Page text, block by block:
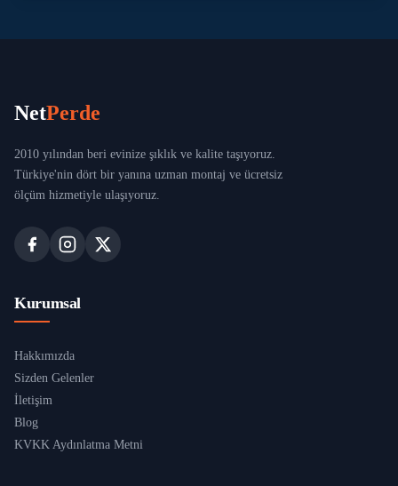
NetPerde
2010 yılından beri evinize şıklık ve kalite taşıyoruz.
Türkiye'nin dört bir yanına uzman montaj ve ücretsiz
ölçüm hizmetiyle ulaşıyoruz.
Kurumsal
Hakkımızda
Sizden Gelenler
İletişim
Blog
KVKK Aydınlatma Metni